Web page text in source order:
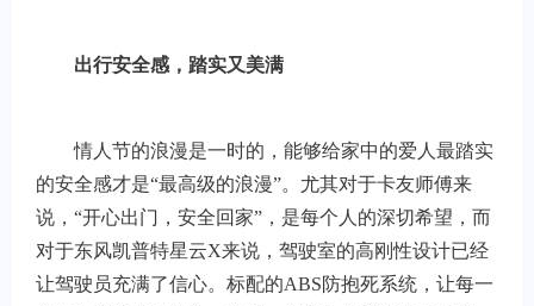
出行安全感，踏实又美满
情人节的浪漫是一时的，能够给家中的爱人最踏实
的安全感才是“最高级的浪漫”。尤其对于卡友师傅来
说，“开心出门，安全回家”，是每个人的深切希望，而
对于东风凯普特星云X来说，驾驶室的高刚性设计已经
让驾驶员充满了信心。标配的ABS防抱死系统，让每一